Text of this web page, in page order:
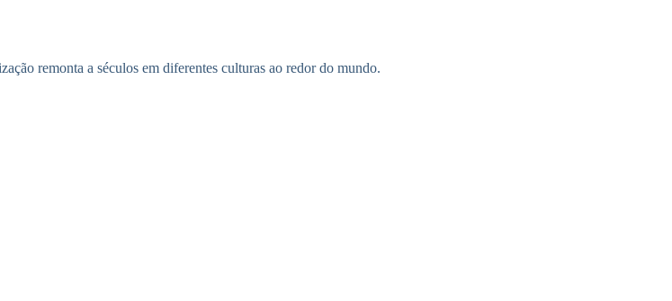
remonta a séculos em diferentes culturas ao redor do mundo.